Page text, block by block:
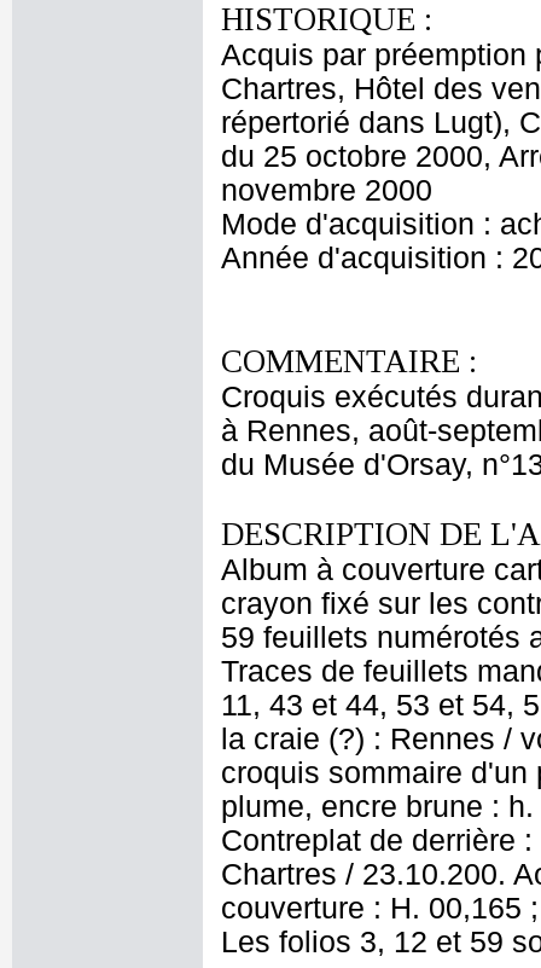
HISTORIQUE :
Acquis par préemption
Chartres, Hôtel des
répertorié dans Lugt),
du 25 octobre 2000,
novembre 2000
Mode d'acquisition :
Année d'acquisition :
COMMENTAIRE :
Croquis exécutés
à Rennes, août-
du Musée d'Orsay,
DESCRIPTION DE
Album à couverture
crayon fixé sur les
59 feuillets numérotés
Traces de feuillets
11, 43 et 44, 53 et 54,
la craie (?) : Rennes /
croquis sommaire
plume, encre brune :
Contreplat de derrière
Chartres / 23.10.200.
couverture : H. 00,165
Les folios 3, 12 et 59